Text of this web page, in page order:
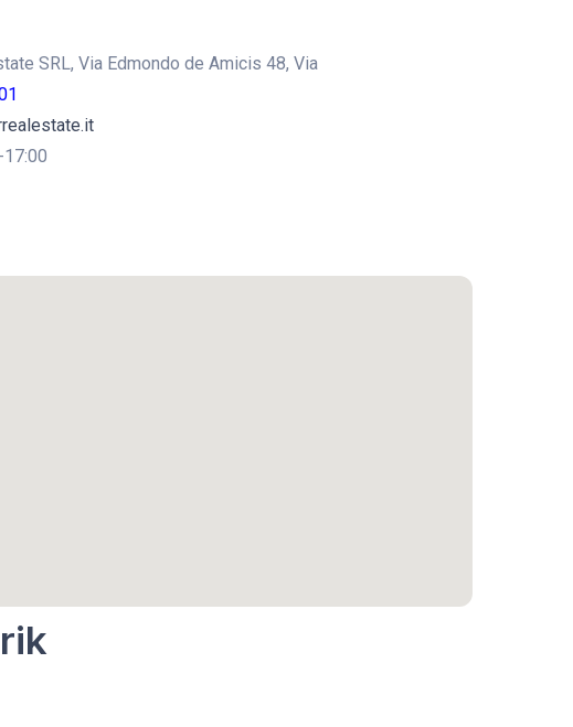
SRL, Via Edmondo de Amicis 48, Via
17:00